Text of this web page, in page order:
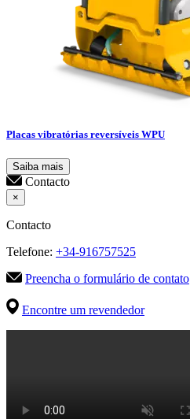
Placas vibratórias reversíveis WPU
Saiba mais
Contacto
×
Contacto
Telefone: +34-916757525
Preencha o formulário de contato
Encontre um revendedor